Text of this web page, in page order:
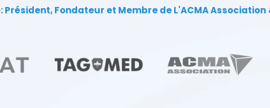
Président, Fondateur et Membre de L'ACMA Association